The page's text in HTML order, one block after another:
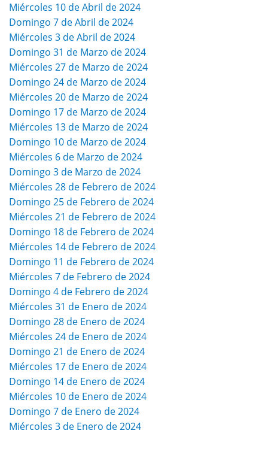
Miércoles 10 de Abril de 2024
Domingo 7 de Abril de 2024
Miércoles 3 de Abril de 2024
Domingo 31 de Marzo de 2024
Miércoles 27 de Marzo de 2024
Domingo 24 de Marzo de 2024
Miércoles 20 de Marzo de 2024
Domingo 17 de Marzo de 2024
Miércoles 13 de Marzo de 2024
Domingo 10 de Marzo de 2024
Miércoles 6 de Marzo de 2024
Domingo 3 de Marzo de 2024
Miércoles 28 de Febrero de 2024
Domingo 25 de Febrero de 2024
Miércoles 21 de Febrero de 2024
Domingo 18 de Febrero de 2024
Miércoles 14 de Febrero de 2024
Domingo 11 de Febrero de 2024
Miércoles 7 de Febrero de 2024
Domingo 4 de Febrero de 2024
Miércoles 31 de Enero de 2024
Domingo 28 de Enero de 2024
Miércoles 24 de Enero de 2024
Domingo 21 de Enero de 2024
Miércoles 17 de Enero de 2024
Domingo 14 de Enero de 2024
Miércoles 10 de Enero de 2024
Domingo 7 de Enero de 2024
Miércoles 3 de Enero de 2024